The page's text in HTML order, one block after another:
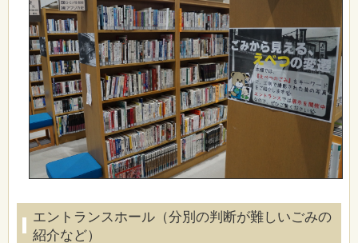
エントランスホール（分別の判断が難しいごみの
紹介など）